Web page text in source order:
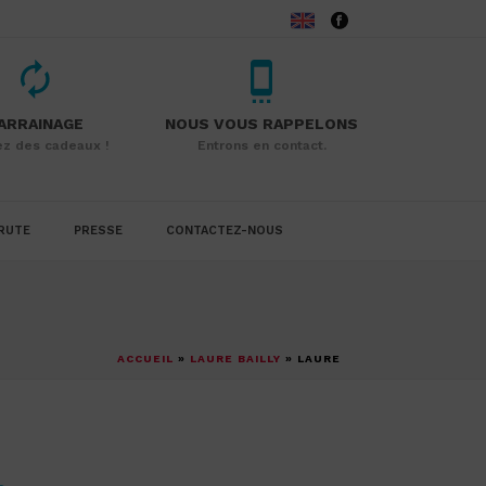
des cadeaux !
NOUS VOUS RAPPELONS
Entrons en contact.
PRESSE CONTACTEZ-NOUS
ACCUEIL » LAURE BAILLY » LAURE